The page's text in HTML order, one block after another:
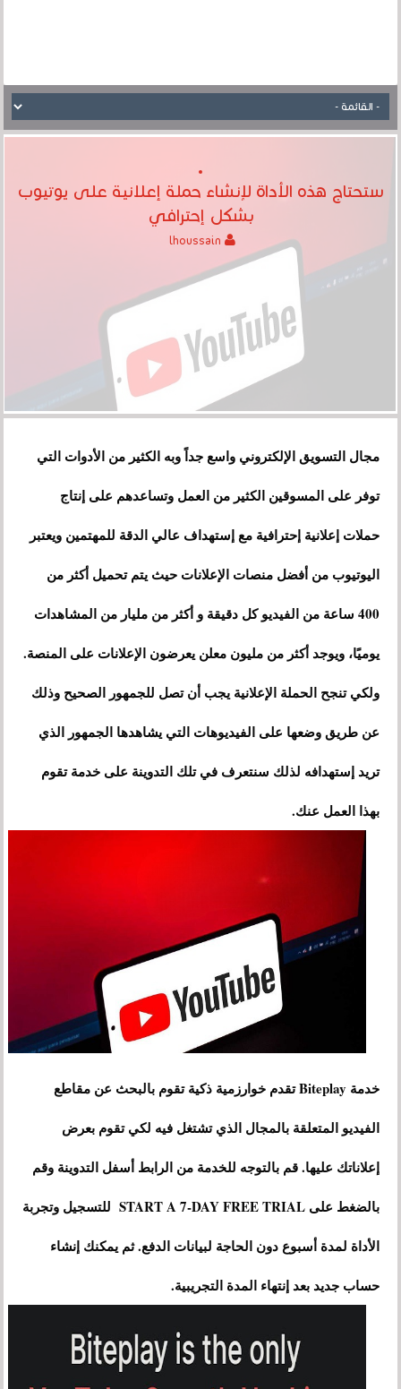
ستحتاج هذه الأداة لإنشاء حملة إعلانية على يوتيوب
بشكل إحترافي
مجال التسويق الإلكتروني واسع جداً وبه الكثير من الأدوات التي
توفر على المسوقين الكثير من العمل وتساعدهم على إنتاج
حملات إعلانية إحترافية مع إستهداف عالي الدقة للمهتمين ويعتبر
اليوتيوب من أفضل منصات الإعلانات حيث يتم تحميل أكثر من
400 ساعة من الفيديو كل دقيقة و أكثر من مليار من المشاهدات
يوميًا، ويوجد أكثر من مليون معلن يعرضون الإعلانات على المنصة.
ولكي تنجح الحملة الإعلانية يجب أن تصل للجمهور الصحيح وذلك
عن طريق وضعها على الفيديوهات التي يشاهدها الجمهور الذي
تريد إستهدافه لذلك سنتعرف في تلك التدوينة على خدمة تقوم
بهذا العمل عنك.
خدمة Biteplay تقدم خوارزمية ذكية تقوم بالبحث عن مقاطع
الفيديو المتعلقة بالمجال الذي تشتغل فيه لكي تقوم بعرض
إعلاناتك عليها. قم بالتوجه للخدمة من الرابط أسفل التدوينة وقم
بالضغط على START A 7-DAY FREE TRIAL للتسجيل وتجربة
الأداة لمدة أسبوع دون الحاجة لبيانات الدفع. ثم يمكنك إنشاء
حساب جديد بعد إنتهاء المدة التجريبية.